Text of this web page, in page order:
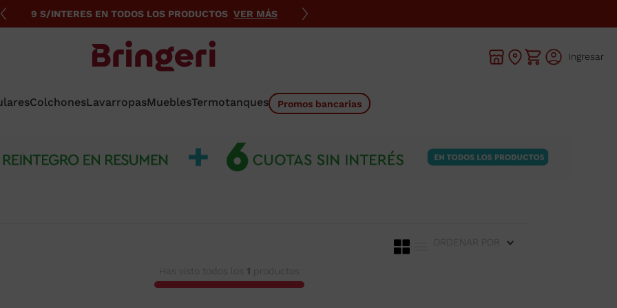
9 S/INTERES EN TODOS LOS PRODUCTOS VER MÁS
Ingresar
ColchonesLavarropasMueblesTermotanques Promos bancarias
ORDENAR POR
Has visto todos los 1 productos